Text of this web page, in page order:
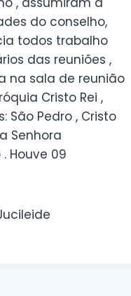
do conselho,
todos trabalho
das reuniões ,
na sala de reunião
Cristo Rei ,
Pedro , Cristo
Senhora
Houve 09